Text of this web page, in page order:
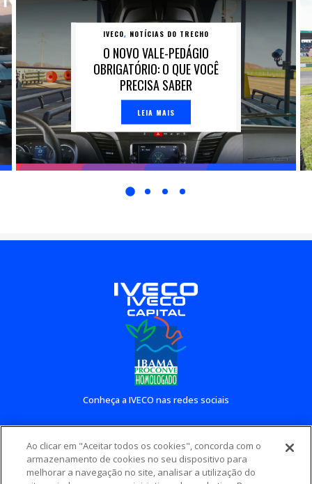
IVECO, NOTÍCIAS DO TRECHO
O NOVO VALE-PEDÁGIO
OBRIGATÓRIO: O QUE VOCÊ
PRECISA SABER
LEIA MAIS
Conheça a IVECO nas redes sociais
Conheça outros sites IVECO
Ao clicar em "Aceitar todos os cookies", concorda com o
armazenamento de cookies no seu dispositivo para
melhorar a navegação no site, analisar a utilização do